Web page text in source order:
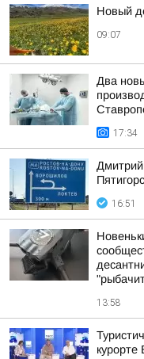
Новый
09:07
Два
17:34
16:51
13:58
курорте